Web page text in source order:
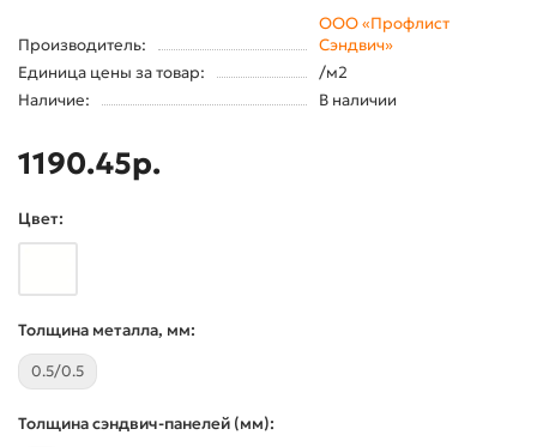
Производитель:
ООО «Профлист
Сэндвич»
Единица цены за товар:
/м2
Наличие:
В наличии
1190.45р.
Цвет:
Толщина металла, мм:
0.5/0.5
Толщина сэндвич-панелей (мм):